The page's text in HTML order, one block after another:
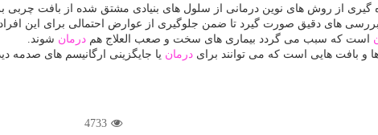
از روش های نوین درمانی از سلول های بنیادی مشتق شده از بافت چربی
بررسی های دقیق صورت گیرد تا ضمن جلوگیری از عوارض احتمالی برای این
است كه سبب می گردد بیماری های سخت و صعب العلاج هم درمان شوند.
و بافت هایی است كه می توانند برای درمان یا جایگزینی ارگانیسم های صدمه
4733